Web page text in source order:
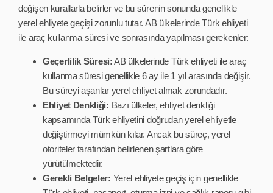
değişen kurallarla belirler ve bu sürenin sonunda genellikle
yerel ehliyete geçişi zorunlu tutar. AB ülkelerinde Türk ehliyeti
ile araç kullanma süresi ve sonrasında yapılması gerekenler:
Geçerlilik Süresi:AB ülkelerinde Türk ehliyeti ile araç
kullanma süresi genellikle 6 ay ile 1 yıl arasında değişir.
Bu süreyi aşanlar yerel ehliyet almak zorundadır.
Ehliyet Denkliği: Bazı ülkeler, ehliyet denkliği
kapsamında Türk ehliyetini doğrudan yerel ehliyetle
değiştirmeyi mümkün kılar. Ancak bu süreç, yerel
otoriteler tarafından belirlenen şartlara göre
yürütülmektedir.
Gerekli Belgeler: Yerel ehliyete geçiş için genellikle